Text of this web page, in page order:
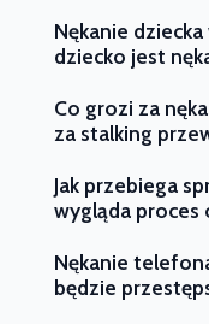
Nękanie
dziecko jest
Co grozi za
za stalking
Jak przebiega
wygląda proces
Nękanie
będzie